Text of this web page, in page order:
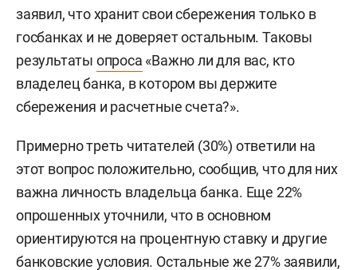
заявил, что хранит свои сбережения только в
госбанках и не доверяет остальным. Таковы
результаты опроса «Важно ли для вас, кто
владелец банка, в котором вы держите
сбережения и расчетные счета?».
Примерно треть читателей (30%) ответили на
этот вопрос положительно, сообщив, что для них
важна личность владельца банка. Еще 22%
опрошенных уточнили, что в основном
ориентируются на процентную ставку и другие
банковские условия. Остальные же 27% заявили,